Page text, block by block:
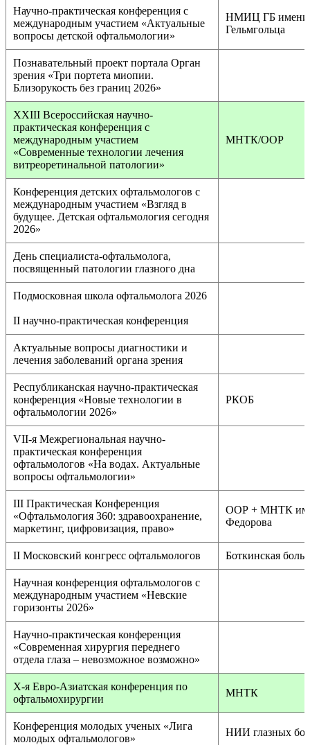
Научно-практическая конференция с
международным участием «Актуальные
вопросы детской офтальмологии»
НМИЦ ГБ имени
Гельмгольца
Познавательный проект портала Орган
зрения «Три портета миопии.
Близорукость без границ 2026»
XXIII Всероссийская научно-
практическая конференция с
международным участием
«Современные технологии лечения
витреоретинальной патологии»
МНТК/ООР
Конференция детских офтальмологов с
международным участием «Взгляд в
будущее. Детская офтальмология сегодня
2026»
День специалиста-офтальмолога,
посвященный патологии глазного дна
Подмосковная школа офтальмолога 2026
II научно-практическая конференция
Актуальные вопросы диагностики и
лечения заболеваний органа зрения
Республиканская научно-практическая
конференция «Новые технологии в
офтальмологии 2026»
РКОБ
VII-я Межрегиональная научно-
практическая конференция
офтальмологов «На водах. Актуальные
вопросы офтальмологии»
III Практическая Конференция
«Офтальмология 360: здравоохранение,
маркетинг, цифровизация, право»
ООР + МНТК
Федорова
II Московский конгресс офтальмологов Боткинская
Научная конференция офтальмологов с
международным участием «Невские
горизонты 2026»
Научно-практическая конференция
«Современная хирургия переднего
отдела глаза – невозможное возможно»
X-я Евро-Азиатская конференция по
офтальмохирургии
МНТК
Конференция молодых ученых «Лига
молодых офтальмологов»
НИИ глазных